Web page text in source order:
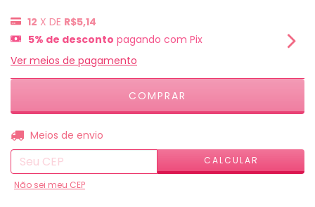
12 X DE R$5,14
5% de desconto pagando com Pix
Ver meios de pagamento
Entregas para o CEP:
Meios de envio
CALCULAR
Não sei meu CEP